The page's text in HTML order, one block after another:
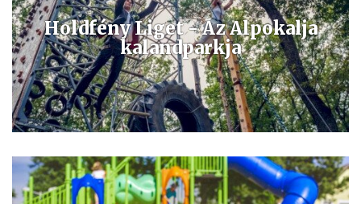
Holdfény Liget - Az Alpokalja
kalandparkja
A Holdfény Liget egy klasszikus kalandpark a fürdővárostól,
Bükfürdőtől 20 km-re a Kőszeg-hegyalján, ahol drótkötélpályák,
játékok, kisvasút, élményösvény is várja a látogatókat.